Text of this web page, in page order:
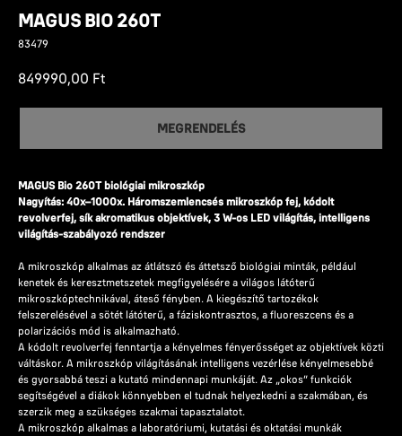
MAGUS BIO 260T
83479
849990,00 Ft
MEGRENDELÉS
MAGUS Bio 260T biológiai mikroszkóp
Nagyítás: 40x–1000x. Háromszemlencsés mikroszkóp fej, kódolt
revolverfej, sík akromatikus objektívek, 3 W-os LED világítás, intelligens
világítás-szabályozó rendszer
A mikroszkóp alkalmas az átlátszó és áttetsző biológiai minták, például
kenetek és keresztmetszetek megfigyelésére a világos látóterű
mikroszkóptechnikával, áteső fényben. A kiegészítő tartozékok
felszerelésével a sötét látóterű, a fáziskontrasztos, a fluoreszcens és a
polarizációs mód is alkalmazható.
A kódolt revolverfej fenntartja a kényelmes fényerősséget az objektívek közti
váltáskor. A mikroszkóp világításának intelligens vezérlése kényelmesebbé
és gyorsabbá teszi a kutató mindennapi munkáját. Az „okos” funkciók
segítségével a diákok könnyebben el tudnak helyezkedni a szakmában, és
szerzik meg a szükséges szakmai tapasztalatot.
A mikroszkóp alkalmas a laboratóriumi, kutatási és oktatási munkák